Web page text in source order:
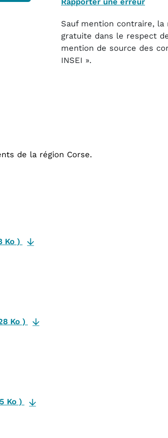
Sauf mention contraire,
gratuite dans le respect
mention de source des
INSEI ».
de la région Corse.
Ko )
Ko )
Ko )